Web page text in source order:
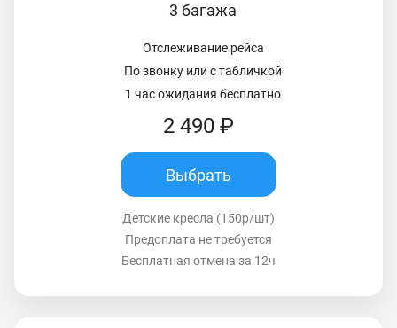
3 багажа
Отслеживание рейса
По звонку или с табличкой
1 час ожидания бесплатно
2 490 ₽
Выбрать
Детские кресла (150р/шт)
Предоплата не требуется
Бесплатная отмена за 12ч